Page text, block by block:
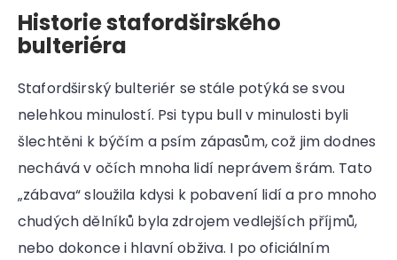
Historie stafordširského
bulteriéra
Stafordširský bulteriér se stále potýká se svou
nelehkou minulostí. Psi typu bull v minulosti byli
šlechtěni k býčím a psím zápasům, což jim dodnes
nechává v očích mnoha lidí neprávem šrám. Tato
„zábava“ sloužila kdysi k pobavení lidí a pro mnoho
chudých dělníků byla zdrojem vedlejších příjmů,
nebo dokonce i hlavní obživa. I po oficiálním